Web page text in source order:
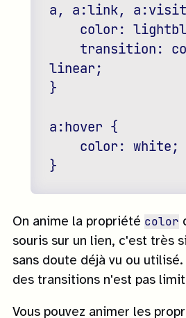
a, a:link,
linear;
}
a:hover {
On anime la propriété color
souris sur un lien, c'est très
sans doute déjà vu ou
des transitions n'est pas
Vous pouvez animer les